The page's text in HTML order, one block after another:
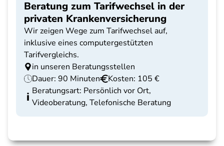
Beratung zum Tarifwechsel in der
privaten Krankenversicherung
Wir zeigen Wege zum Tarifwechsel auf,
inklusive eines computergestützten
Tarifvergleichs.
in unseren Beratungsstellen
Dauer: 90 Minuten
Kosten: 105 €
Beratungsart: Persönlich vor Ort,
Videoberatung, Telefonische Beratung